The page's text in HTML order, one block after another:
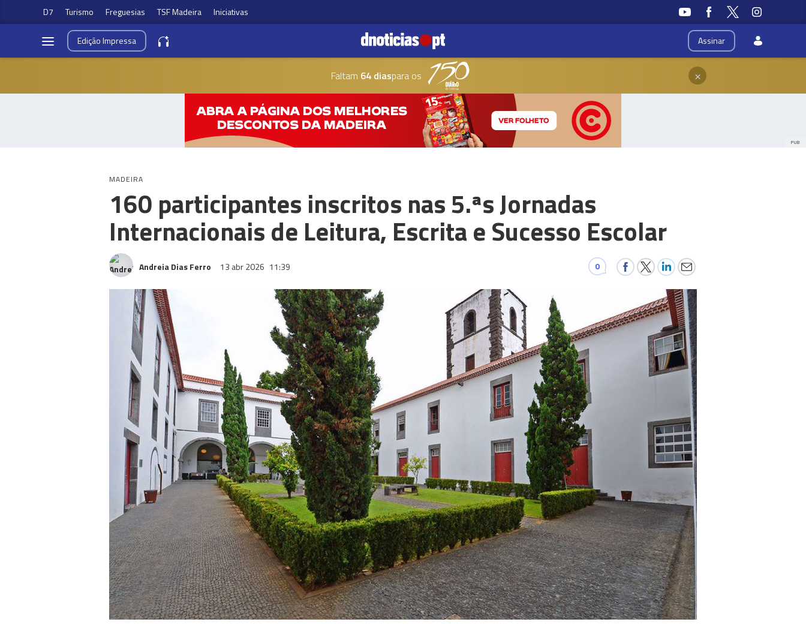
D7 Turismo Freguesias TSF Madeira Iniciativas
Assinar
EdiçãoImpressa
Faltam 64 diaspara os ×
PUB
MADEIRA
160 participantes inscritos nas 5.ªs Jornadas
Internacionais de Leitura, Escrita e Sucesso Escolar
Andreia Dias Ferro 13 abr 2026 11:39 0